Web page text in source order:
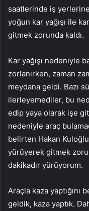
saatlerinde iş
yoğun kar yağışı ile
gitmek zorunda kaldı.
Kar yağışı nedeniyle
zorlanırken, zaman
meydana geldi. Bazı
ilerleyemediler, bu
edip yaya olarak işe
nedeniyle araç
belirten Hakan
yürüyerek gitmek
dakikadır yürüyorum.
Araçla kaza yaptığını
geldik, kaza yaptık.